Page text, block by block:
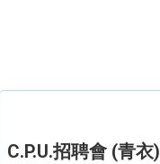
C.P.U.招聘會 (青衣)